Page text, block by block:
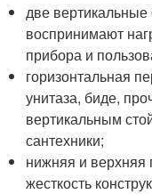
две
воспринимают
прибора и
горизонтальная
унитаза, биде,
вертикальным
сантехники;
нижняя и верхняя
жесткость